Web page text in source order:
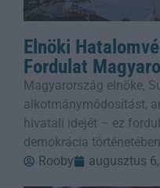
Elnöki
Fordulat
Magyarország elnöke,
alkotmánymódosítást,
hivatali idejét – ez
demokrácia
Rooby
augusztus